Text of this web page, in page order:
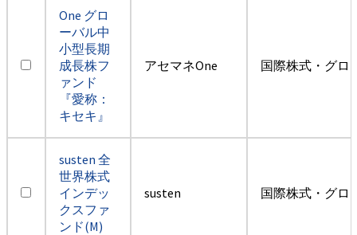
One グロ
ーバル中
小型長期
成長株フ
ァンド
『愛称：
キセキ』
アセマネOne 国際株式・グロ
susten 全
世界株式
インデッ
クスファ
ンド(M)
susten 国際株式・グロ